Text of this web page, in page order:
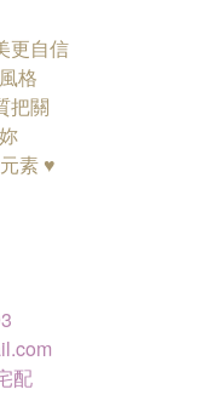
更自信
格
把關
素 ♥
配